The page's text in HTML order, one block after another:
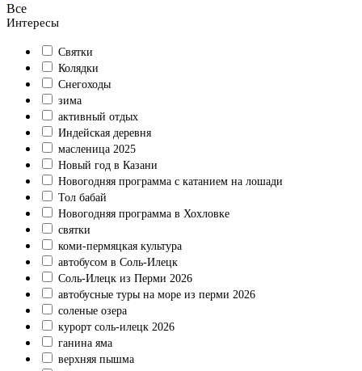
Все
Интересы
Святки
Колядки
Снегоходы
зима
активный отдых
Индейская деревня
масленица 2025
Новый год в Казани
Новогодняя программа с катанием на лошади
Тол бабай
Новогодняя программа в Хохловке
святки
коми-пермяцкая культура
автобусом в Соль-Илецк
Соль-Илецк из Перми 2026
автобусные туры на море из перми 2026
соленые озера
курорт соль-илецк 2026
ганина яма
верхняя пышма